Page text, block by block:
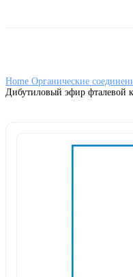
Home Органические
Дибутиловый эфир фталевой